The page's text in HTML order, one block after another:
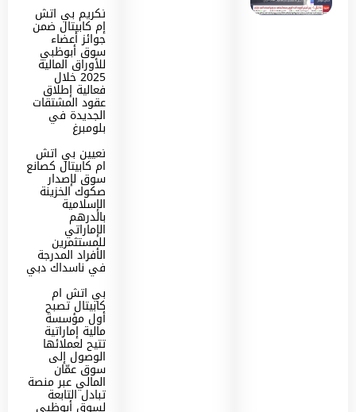
تكريم بي اتش
إم كابيتال ضمن
جوائز أعضاء
سوق أبوظبي
للأوراق المالية
2025 خلال
فعالية إطلاق
عقود المشتقات
الجديدة في
بلومبرغ
تعيين بي اتش
ام كابيتال كصانع
سوق لإصدار
صكوك الخزينة
الإسلامية
بالدرهم
الإماراتي
للمستثمرين
الأفراد المدرجة
في ناسداك دبي
بي اتش ام
كابيتال تصبح
أول مؤسسة
مالية إماراتية
تتيح لعملائها
الوصول إلى
سوق عمّان
المالي عبر منصة
تبادل التابعة
لسوق أبوظبي